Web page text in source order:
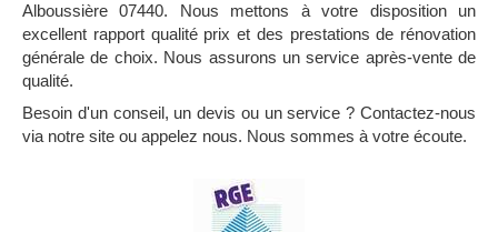
Alboussière 07440. Nous mettons à votre disposition un
excellent rapport qualité prix et des prestations de rénovation
générale de choix. Nous assurons un service après-vente de
qualité.
Besoin d'un conseil, un devis ou un service ? Contactez-nous
via notre site ou appelez nous. Nous sommes à votre écoute.